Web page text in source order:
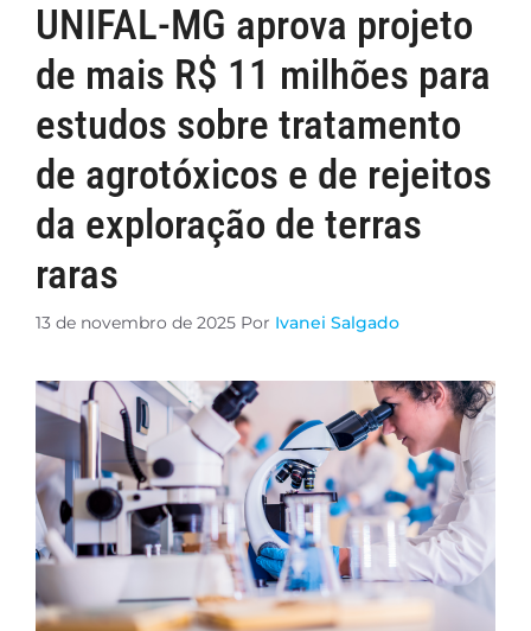
UNIFAL-MG aprova projeto
de mais R$ 11 milhões para
estudos sobre tratamento
de agrotóxicos e de rejeitos
da exploração de terras
raras
13 de novembro de 2025 Por Ivanei Salgado